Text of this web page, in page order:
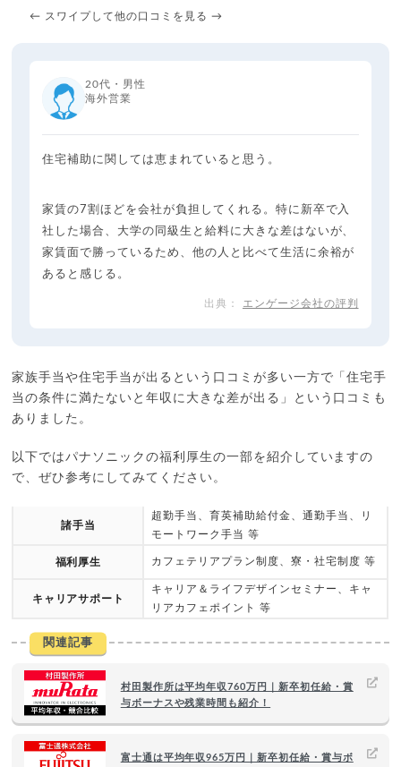
← スワイプして他の口コミを見る →
20代・男性
海外営業
住宅補助に関しては恵まれていると思う。
家賃の7割ほどを会社が負担してくれる。特に新卒で入
社した場合、大学の同級生と給料に大きな差はないが、
家賃面で勝っているため、他の人と比べて生活に余裕が
あると感じる。
エンゲージ会社の評判
家族手当や住宅手当が出るという口コミが多い一方で「住宅手
当の条件に満たないと年収に大きな差が出る」という口コミも
ありました。
以下ではパナソニックの福利厚生の一部を紹介していますの
で、ぜひ参考にしてみてください。
諸手当
超勤手当、育英補助給付金、通勤手当、リ
モートワーク手当 等
福利厚生 カフェテリアプラン制度、寮・社宅制度 等
キャリアサポート
キャリア＆ライフデザインセミナー、キャ
リアカフェポイント 等
関連記事
村田製作所は平均年収760万円｜新卒初任給・賞
与ボーナスや残業時間も紹介！
富士通は平均年収965万円｜新卒初任給・賞与ボ